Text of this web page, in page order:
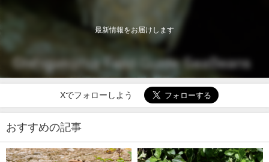
最新情報をお届けします
Xでフォローしよう
おすすめの記事